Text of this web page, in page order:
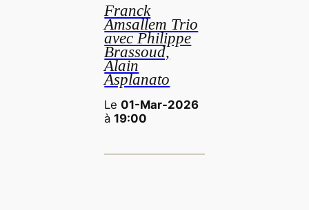
Franck
Amsallem Trio
avec Philippe
Brassoud,
Alain
Asplanato
Le01-Mar-2026
à19:00